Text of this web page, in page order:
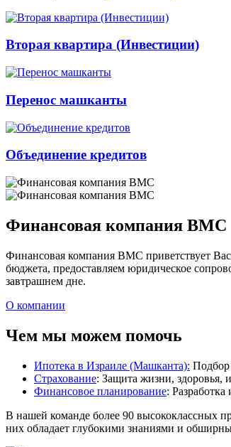
Вторая квартира (Инвестиции)
Перенос машканты
Объединение кредитов
Финансовая компания BMC
Финансовая компания BMC приветствует
бюджета, предоставляем юридическое
завтрашнем дне.
О компании
Чем мы можем помочь
Ипотека в Израиле (Машканта): Подбор
Страхование: Защита жизни, здоровья,
Финансовое планирование:
В нашей команде более 90 высококлассных
них обладает глубокими знаниями и